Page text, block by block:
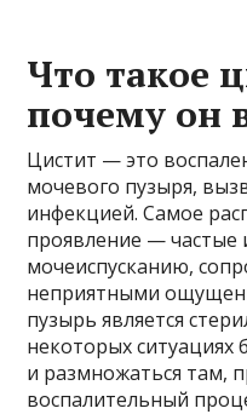
Что такое
почему он
Цистит — это
мочевого пузыря,
инфекцией. Самое
проявление — частые
мочеиспусканию,
неприятными
пузырь является
некоторых ситуациях
и размножаться там,
воспалительный